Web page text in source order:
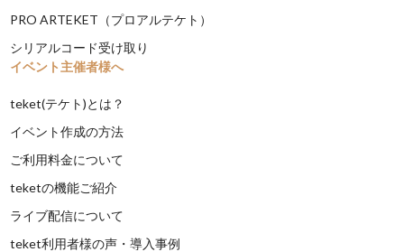
PRO ARTEKET（プロアルテケト）
シリアルコード受け取り
イベント主催者様へ
teket(テケト)とは？
イベント作成の方法
ご利用料金について
teketの機能ご紹介
ライブ配信について
teket利用者様の声・導入事例